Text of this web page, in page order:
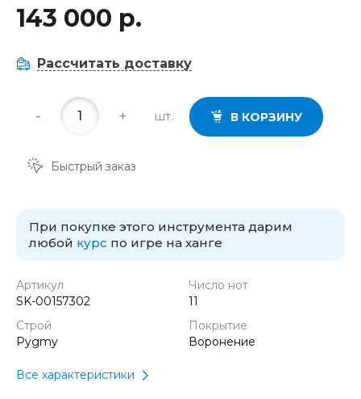
143 000 р.
Рассчитать доставку
- + шт. В КОРЗИНУ
Быстрый заказ
При покупке этого инструмента дарим
любой курс по игре на ханге
Артикул
SK-00157302
Число нот
11
Строй
Pygmy
Покрытие
Воронение
Все характеристики